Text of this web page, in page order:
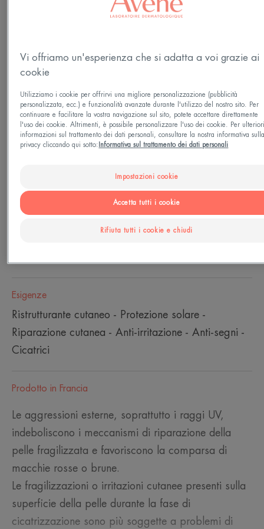
Lattanti - Bebè - Bambini - Adulti
Da 1 mese / i
Fototipo
Tutti i fototipi da I a VI
Sulle mani - sulla nuca - sui piedi
Esigenze
Ristrutturante cutaneo - Protezione solare -
Riparazione cutanea - Anti-irritazione - Anti-segni -
Cicatrici
Prodotto in Francia
Le aggressioni esterne, soprattutto i raggi UV,
indeboliscono i meccanismi di riparazione della
pelle fragilizzata e favoriscono la comparsa di
macchie rosse o brune.
Le fragilizzazioni o irritazioni cutanee presenti sulla
superficie della pelle durante la fase di
cicatrizzazione sono più soggette a problemi di
Vi offriamo un'esperienza che si adatta a voi grazie ai
cookie
Utilizziamo i cookie per offrirvi una migliore personalizzazione (pubblicità
personalizzata, ecc.) e funzionalità avanzate durante l'utilizzo del nostro sito. Per
continuare e facilitare la vostra navigazione sul sito, potete accettare direttamente
l'uso dei cookie. Altrimenti, è possibile personalizzare l'uso dei cookie. Per
informazioni sul trattamento dei dati personali, consultare la nostra informativa
privacy cliccando qui sotto: Informativa sul trattamento dei dati personali
Impostazioni cookie
Rifiuta tutti i cookie e chiudi
Accetta tutti i cookie